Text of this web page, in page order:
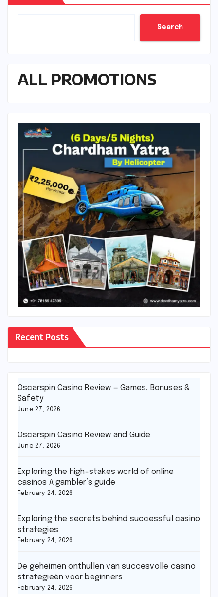
Search
ALL PROMOTIONS
Recent Posts
Oscarspin Casino Review — Games, Bonuses &
Safety
June 27, 2026
Oscarspin Casino Review and Guide
June 27, 2026
Exploring the high-stakes world of online
casinos A gambler’s guide
February 24, 2026
Exploring the secrets behind successful casino
strategies
February 24, 2026
De geheimen onthullen van succesvolle casino
strategieën voor beginners
February 24, 2026